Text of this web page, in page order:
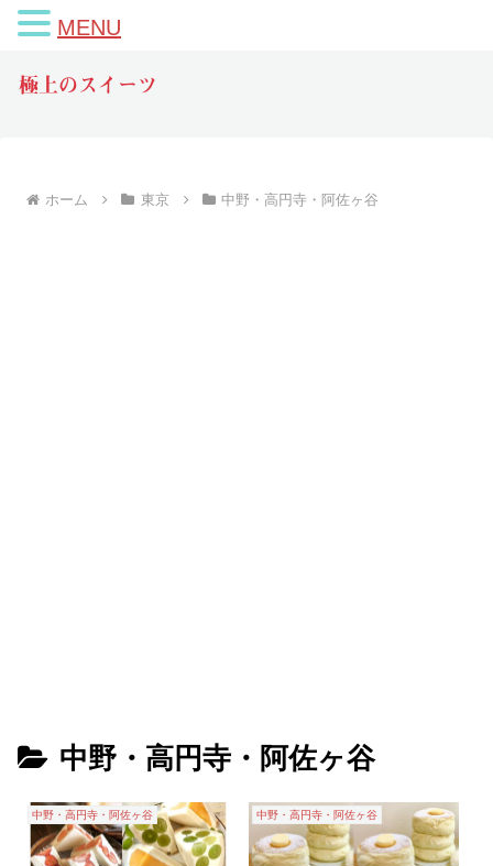
極上のスイーツ
ホーム 東京 中野・高円寺・阿佐ヶ谷
中野・高円寺・阿佐ヶ谷
中野・高円寺・阿佐ヶ谷 中野・高円寺・阿佐ヶ谷
MENU